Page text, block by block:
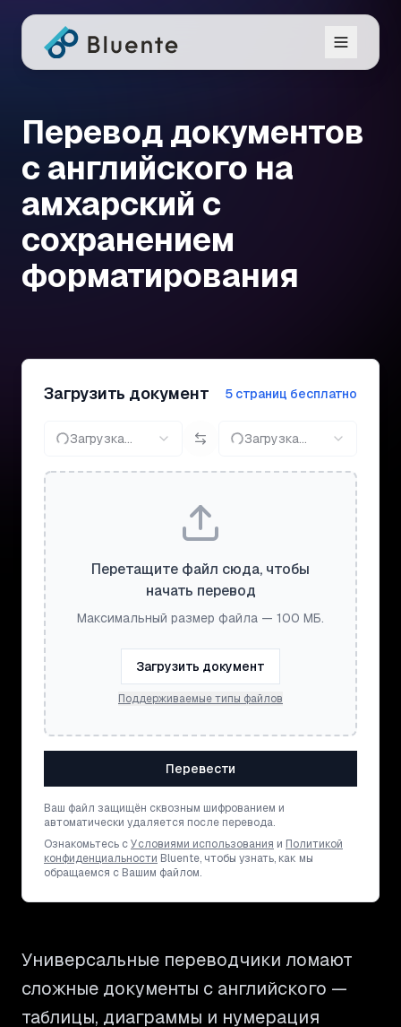
Перевод документов
с английского на
амхарский с
сохранением
форматирования
Загрузить документ 5 страниц бесплатно
Загрузка... Загрузка...
Перетащите файл сюда, чтобы
начать перевод
Максимальный размер файла — 100 МБ.
Загрузить документ
Поддерживаемые типы файлов
Перевести
Ваш файл защищён сквозным шифрованием и
автоматически удаляется после перевода.
Ознакомьтесь сУсловиями использования и Политикой
конфиденциальности Bluente, чтобы узнать, как мы
обращаемся с Вашим файлом.
Универсальные переводчики ломают
сложные документы с английского —
таблицы, диаграммы и нумерация